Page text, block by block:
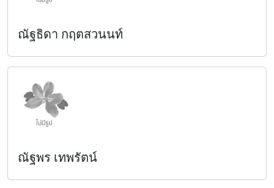
ณัฐธิดา กฤตสวนนท์
ณัฐพร เทพรัตน์